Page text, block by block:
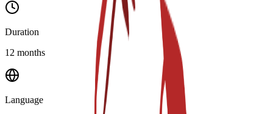
Duration
12 months
Language